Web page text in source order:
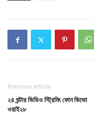
Previous article
২৪ ঘন্টার ভিডিও স্ট্রিমিং ফোন ভিভো
ওয়াই২৮